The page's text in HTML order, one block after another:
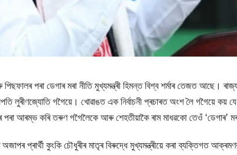
পৰা ডেগাৰ মৰা নীতি মুখ্যমন্ত্ৰী হিমন্ত বিশ্ব শৰ্মাৰ তেজত আছে।
লুৰীণজ্যোতি গগৈয়ে। খোৱাঙত এক নিৰ্বাচনী প্ৰচাৰত অংশ লৈ গগৈয়ে কয়
আৰম্ভ কৰি তৰুণ গগৈলৈকে আৰু শেহতীয়াকৈ ৰাম মাধৱকো তেওঁ ‘ডেগাৰ’
অজাপৰ প্ৰাৰ্থী কুংকি চৌধুৰীৰ মাতৃৰ বিৰুদ্ধে মুখ্যমন্ত্ৰীয়ে কৰা ব্যক্তিগত